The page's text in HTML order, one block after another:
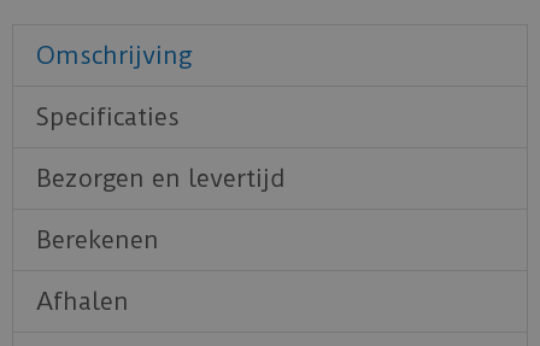
Omschrijving
Specificaties
Bezorgen en levertijd
Berekenen
Afhalen